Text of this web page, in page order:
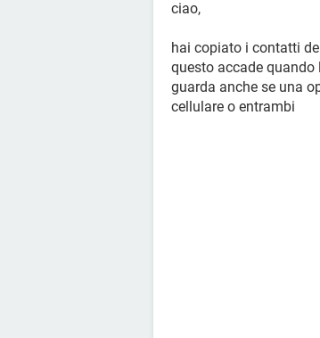
ciao,
hai copiato i contatti
questo accade
guarda anche se una
cellulare o entrambi